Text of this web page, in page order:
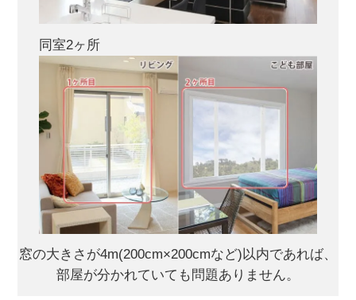
同室2ヶ所
窓の大きさが4m(200cm×200cmなど)以内であれば、
部屋が分かれていても問題ありません。